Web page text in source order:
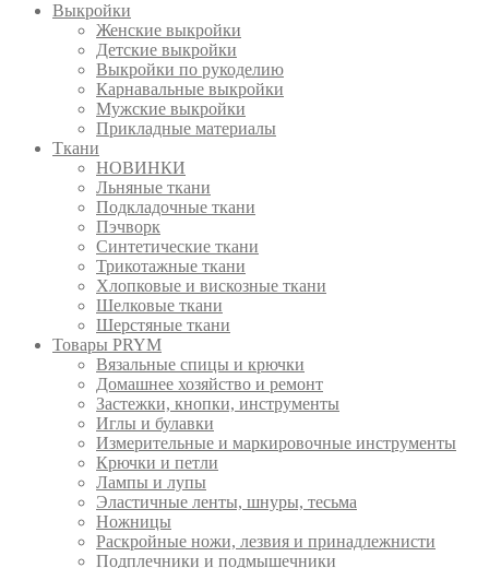
Выкройки
Женские выкройки
Детские выкройки
Выкройки по рукоделию
Карнавальные выкройки
Мужские выкройки
Прикладные материалы
Ткани
НОВИНКИ
Льняные ткани
Подкладочные ткани
Пэчворк
Синтетические ткани
Трикотажные ткани
Хлопковые и вискозные ткани
Шелковые ткани
Шерстяные ткани
Товары PRYM
Вязальные спицы и крючки
Домашнее хозяйство и ремонт
Застежки, кнопки, инструменты
Иглы и булавки
Измерительные и маркировочные инструменты
Крючки и петли
Лампы и лупы
Эластичные ленты, шнуры, тесьма
Ножницы
Раскройные ножи, лезвия и принадлежнисти
Подплечники и подмышечники